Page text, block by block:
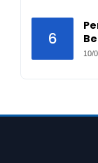
6
10/